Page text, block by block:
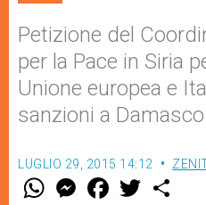
Petizione del
per la Pace in Siria
Unione europea e
sanzioni a Damasco
LUGLIO 29, 2015 14:12
W M
e
F
a w